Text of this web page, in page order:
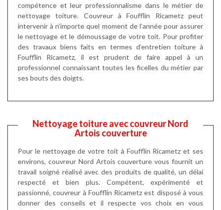
compétence et leur professionnalisme dans le métier de
nettoyage toiture. Couvreur à Foufflin Ricametz peut
intervenir à n’importe quel moment de l’année pour assurer
le nettoyage et le démoussage de votre toit. Pour profiter
des travaux biens faits en termes d’entretien toiture à
Foufflin Ricametz, il est prudent de faire appel à un
professionnel connaissant toutes les ficelles du métier par
ses bouts des doigts.
Nettoyage toiture avec couvreur Nord
Artois couverture
Pour le nettoyage de votre toit à Foufflin Ricametz et ses
environs, couvreur Nord Artois couverture vous fournit un
travail soigné réalisé avec des produits de qualité, un délai
respecté et bien plus. Compétent, expérimenté et
passionné, couvreur à Foufflin Ricametz est disposé à vous
donner des conseils et il respecte vos choix en vous